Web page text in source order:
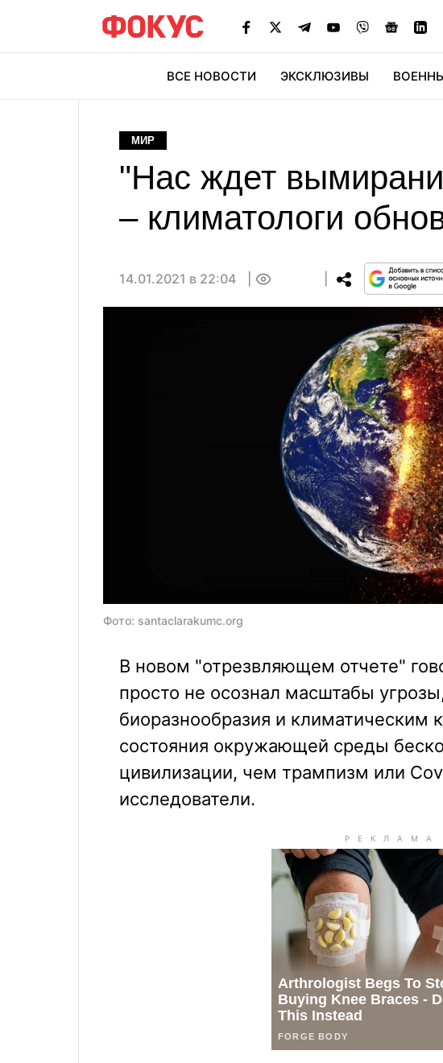
ВСЕ НОВОСТИ ЭКСКЛЮЗИВЫ
МИР
"Нас ждет
– климатологи
14.01.2021 в 22:04
Фото: santaclarakumc.org
В новом "отрезвляющем отчете"
просто не осознал масштабы
биоразнообразия и климатическим
состояния окружающей среды
цивилизации, чем трампизм или
исследователи.